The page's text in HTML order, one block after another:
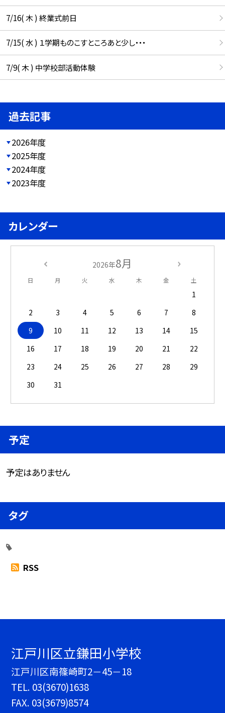
7/16( 木 ) 終業式前日
7/15( 水 ) １学期ものこすところあと少し・・・
7/9( 木 ) 中学校部活動体験
過去記事
2026年度
2025年度
2024年度
2023年度
カレンダー
2026年8月
日 月 火 水 木 金 土
1
2
3 4 5 6 7
8
9
10 11 12 13 14
15
16
17 18 19 20 21
22
23
24 25 26 27 28
29
30
31
予定
予定はありません
タグ
RSS
江戸川区立鎌田小学校
江戸川区南篠崎町2－45－18
TEL. 03(3670)1638
FAX. 03(3679)8574